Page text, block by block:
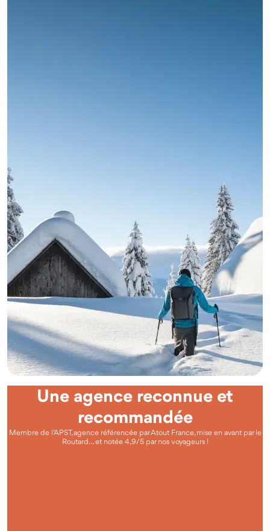
Une agence reconnue et
recommandée
Membre de l’APST, agence référencée par Atout France, mise en avant par le
Routard… et notée 4,9/5 par nos voyageurs !